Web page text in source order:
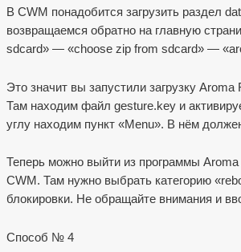
В CWM понадобится загрузить раздел
возвращаемся обратно на главную
sdcard» — «choose zip from sdcard» —
Это значит вы запустили загрузку
Там находим файл gesture.key и
углу находим пункт «Menu». В нём
Теперь можно выйти из программы
CWM. Там нужно выбрать категорию
блокировки. Не обращайте внимания и
Способ № 4